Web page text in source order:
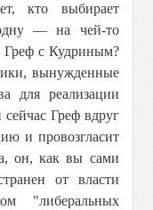
кто выбирает
— на чей-то
Греф с Кудриным?
вынужденные
для реализации
Греф вдруг
и провозгласит
он, как вы сами
от власти
"либеральных